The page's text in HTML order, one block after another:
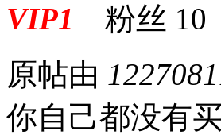
VIP1 粉丝 10
原帖由
你自己都没有